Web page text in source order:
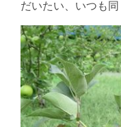
だいたい、いつも同